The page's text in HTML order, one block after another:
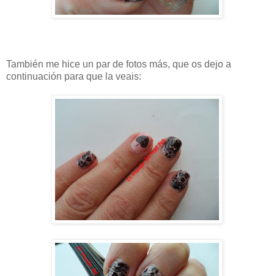
También me hice un par de fotos más, que os dejo a
continuación para que la veais: